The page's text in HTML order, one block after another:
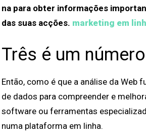
na para obter informações
das suas acções. marketing em
Três é um
Então, como é que a análise da Web
de dados para compreender e
software ou ferramentas
numa plataforma em linha.